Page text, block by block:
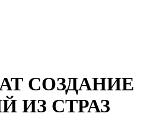
СОЗДАНИЕ
ИЗ СТРАЗ